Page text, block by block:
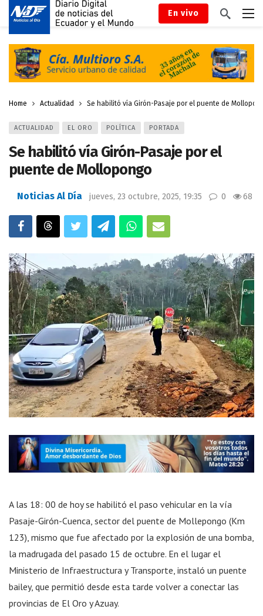
En vivo
Home Actualidad Se habilitó vía Girón-Pasaje por el puente de
ACTUALIDAD EL ORO POLÍTICA PORTADA
Se habilitó vía Girón-Pasaje por el
puente de Mollopongo
Noticias Al Día jueves, 23 octubre, 2025, 19:35 0 68
A las 18: 00 de hoy se habilitó el paso vehicular en la vía
Pasaje-Girón-Cuenca, sector del puente de Mollepongo (Km
123), mismo que fue afectado por la explosión de una bomba,
la madrugada del pasado 15 de octubre. En el lugar el
Ministerio de Infraestructura y Transporte, instaló un puente
bailey, que permitió desde esta tarde volver a conectar las
provincias de El Oro y Azuay.